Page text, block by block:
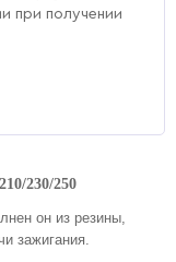
при получении
230/250
он из резины,
зажигания.